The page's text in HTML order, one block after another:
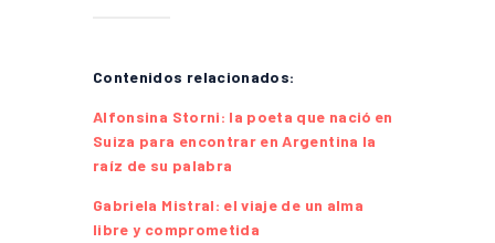
Contenidos relacionados:
Alfonsina Storni: la poeta que nació en
Suiza para encontrar en Argentina la
raíz de su palabra
Gabriela Mistral: el viaje de un alma
libre y comprometida